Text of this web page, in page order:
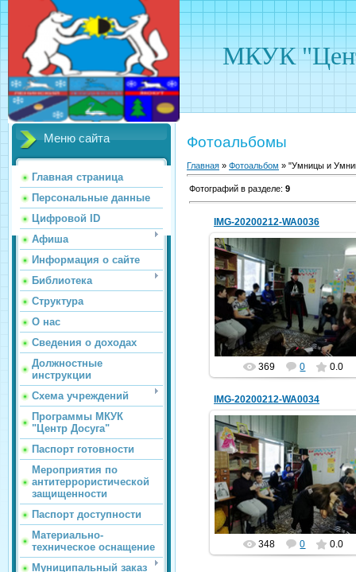
МКУК
Меню сайта
Главная страница
Персональные данные
Цифровой ID
Афиша
Информация о сайте
Библиотека
Структура
О нас
Сведения о доходах
Должностные
инструкции
Схема учреждений
Программы МКУК
"Центр Досуга"
Паспорт готовности
Мероприятия по
антитеррористической
защищенности
Паспорт доступности
Материально-
техническое оснащение
Муниципальный заказ
Фотоальбомы
Главная » Фотоальбом » "Умницы и
Фотографий в разделе: 9
IMG-20200212-WA0036
13.02.2020
У9
hololenkomariya
369 0 0.0
IMG-20200212-WA0034
13.02.2020
У7
hololenkomariya
348 0 0.0